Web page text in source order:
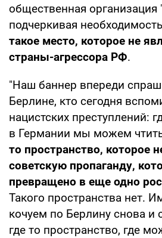
общественная организация
подчеркивая
такое место, которое не
страны-агрессора РФ.
"Наш баннер впереди
Берлине, кто сегодня
нацистских преступлений:
в Германии мы можем
то пространство, которое
советскую пропаганду,
превращено в еще одно
Такого пространства нет.
кочуем по Берлину снова и
где то пространство, где